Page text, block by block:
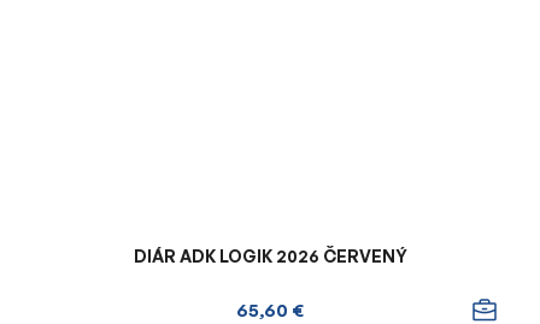
DIÁR ADK LOGIK 2026 ČERVENÝ
65,60 €